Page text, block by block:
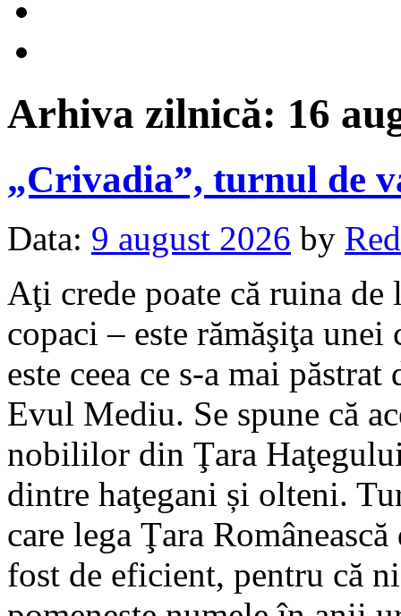
Arhiva zilnică: 16
„Crivadia”, turnul de
Data: 9 august 2026 by
Aţi crede poate că ruina de
copaci – este rămăşiţa
este ceea ce s-a mai
Evul Mediu. Se spune că
nobililor din Ţara
dintre haţegani și olteni.
care lega Ţara
fost de eficient, pentru că